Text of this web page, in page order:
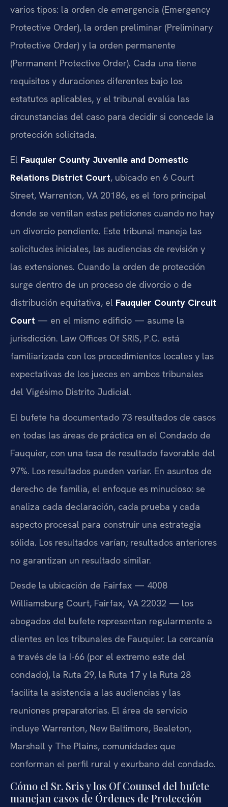
varios tipos: la orden de emergencia (Emergency
Protective Order), la orden preliminar (Preliminary
Protective Order) y la orden permanente
(Permanent Protective Order). Cada una tiene
requisitos y duraciones diferentes bajo los
estatutos aplicables, y el tribunal evalúa las
circunstancias del caso para decidir si concede la
protección solicitada.
El Fauquier County Juvenile and Domestic
Relations District Court, ubicado en 6 Court
Street, Warrenton, VA 20186, es el foro principal
donde se ventilan estas peticiones cuando no hay
un divorcio pendiente. Este tribunal maneja las
solicitudes iniciales, las audiencias de revisión y
las extensiones. Cuando la orden de protección
surge dentro de un proceso de divorcio o de
distribución equitativa, el Fauquier County Circuit
Court — en el mismo edificio — asume la
jurisdicción. Law Offices Of SRIS, P.C. está
familiarizada con los procedimientos locales y las
expectativas de los jueces en ambos tribunales
del Vigésimo Distrito Judicial.
El bufete ha documentado 73 resultados de casos
en todas las áreas de práctica en el Condado de
Fauquier, con una tasa de resultado favorable del
97%. Los resultados pueden variar. En asuntos de
derecho de familia, el enfoque es minucioso: se
analiza cada declaración, cada prueba y cada
aspecto procesal para construir una estrategia
sólida. Los resultados varían; resultados anteriores
no garantizan un resultado similar.
Desde la ubicación de Fairfax — 4008
Williamsburg Court, Fairfax, VA 22032 — los
abogados del bufete representan regularmente a
clientes en los tribunales de Fauquier. La cercanía
a través de la I-66 (por el extremo este del
condado), la Ruta 29, la Ruta 17 y la Ruta 28
facilita la asistencia a las audiencias y las
reuniones preparatorias. El área de servicio
incluye Warrenton, New Baltimore, Bealeton,
Marshall y The Plains, comunidades que
conforman el perfil rural y exurbano del condado.
Cómo el Sr. Sris y los Of Counsel del bufete
manejan casos de Órdenes de Protección